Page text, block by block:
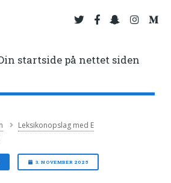
startside på nettet siden
Leksikonopslag med E
3. NOVEMBER 2025